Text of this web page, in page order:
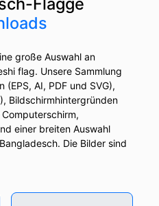
Flagge
große Auswahl an
flag. Unsere Sammlung
AI, PDF und SVG),
Bildschirmhintergründen
einer breiten Auswahl
Die Bilder sind